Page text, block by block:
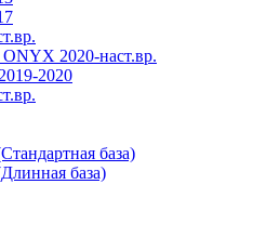
2020-наст.вр.
2020
база)
база)